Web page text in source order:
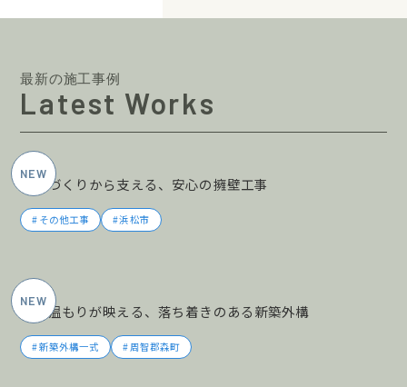
最新の施工事例
Latest Works
土地づくりから支える、安心の擁壁工事
その他工事 浜松市
木の温もりが映える、落ち着きのある新築外構
新築外構一式 周智郡森町